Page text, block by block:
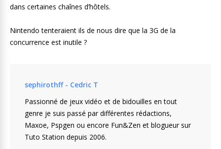
dans certaines chaînes d’hôtels.
Nintendo tenteraient ils de nous dire que la 3G de la
concurrence est inutile ?
sephirothff - Cedric T
Passionné de jeux vidéo et de bidouilles en tout
genre je suis passé par différentes rédactions,
Maxoe, Pspgen ou encore Fun&Zen et blogueur sur
Tuto Station depuis 2006.